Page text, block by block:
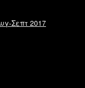
Σεπτ 2017